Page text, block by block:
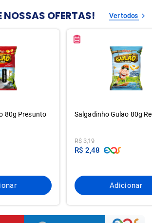
NOSSAS OFERTAS! Ver todos
80g Presunto Salgadinho Gulao 80g
R$ 3,19
R$ 2,48
Adicionar